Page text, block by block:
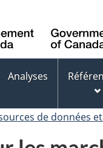
Analyses
de données